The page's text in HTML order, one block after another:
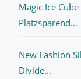
Magic Ice
Platzsparend...
New Fashion
Divide...